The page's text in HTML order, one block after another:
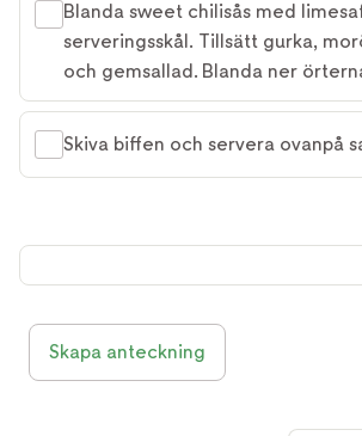
Blanda sweet chilisås med
serveringsskål. Tillsätt gurka,
och gemsallad. Blanda ner
Skiva biffen och servera ovanpå
Skapa anteckning